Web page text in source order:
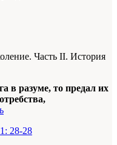
Часть II. История
в разуме, то предал их
28-28